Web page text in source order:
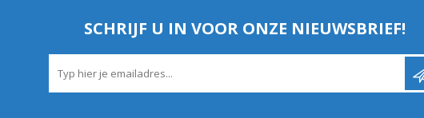
SCHRIJF U IN VOOR ONZE NIEUWSBRIEF!